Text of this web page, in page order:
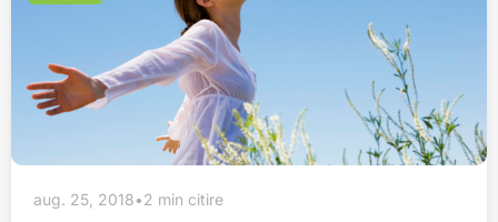
aug. 25, 2018•2 min citire